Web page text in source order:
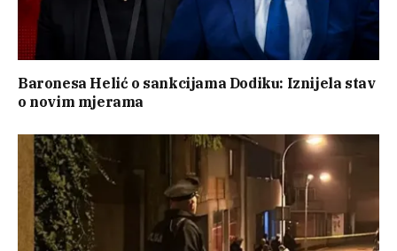
Baronesa Helić o sankcijama Dodiku: Iznijela stav
o novim mjerama